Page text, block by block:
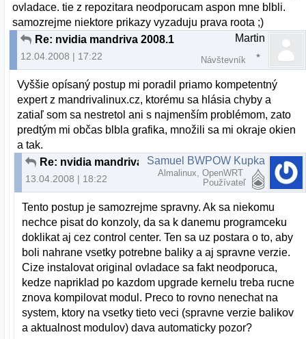
ovladace. tie z repozitara neodporucam aspon mne blbli.
samozrejme niektore prikazy vyzaduju prava roota ;)
Re: nvidia mandriva 2008.1
12.04.2008 | 17:22
Martin
Návštevník
Vyššie opísaný postup mi poradil priamo kompetentný
expert z mandrivalinux.cz, ktorému sa hlásia chyby a
zatiaľ som sa nestretol ani s najmenším problémom, zato
predtým mi občas blbla grafika, množili sa mi okraje okien
a tak.
Re: nvidia mandriva 2008.1
13.04.2008 | 18:22
Samuel BWPOW Kupka
Almalinux, OpenWRT
Používateľ
Tento postup je samozrejme spravny. Ak sa niekomu
nechce pisat do konzoly, da sa k danemu programceku
doklikat aj cez control center. Ten sa uz postara o to, aby
boli nahrane vsetky potrebne baliky a aj spravne verzie.
Cize instalovat original ovladace sa fakt neodporuca,
kedze napriklad po kazdom upgrade kernelu treba rucne
znova kompilovat modul. Preco to rovno nenechat na
system, ktory na vsetky tieto veci (spravne verzie balikov
a aktualnost modulov) dava automaticky pozor?